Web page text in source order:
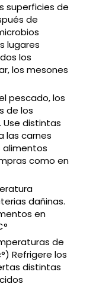
superficies de
de
lugares
los
los mesones
pescado, los
de los
distintas
las carnes
alimentos
como en
dañinas.
en
de
Refrigere los
distintas